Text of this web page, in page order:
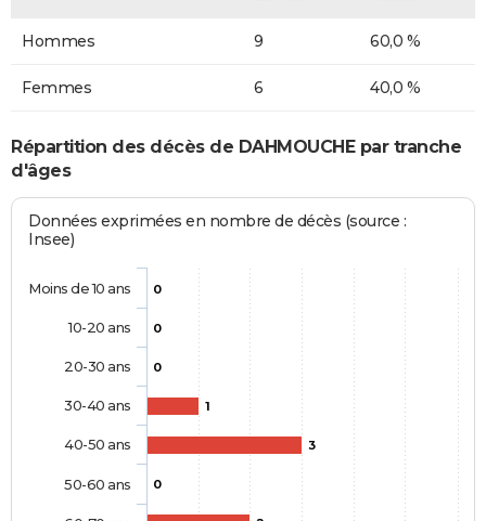
Hommes 9 60,0 %
Femmes 6 40,0 %
Répartition des décès de DAHMOUCHE par tranche
d'âges
Données exprimées en nombre de décès (source :
Insee)
0
0
0
1
3
0
Moins de 10 ans
10-20 ans
20-30 ans
30-40 ans
40-50 ans
50-60 ans